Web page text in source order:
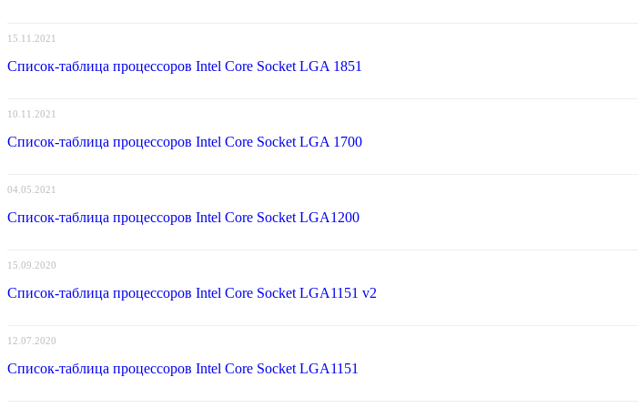
15.11.2021
Список-таблица процессоров Intel Core Socket LGA 1851
10.11.2021
Список-таблица процессоров Intel Core Socket LGA 1700
04.05.2021
Список-таблица процессоров Intel Core Socket LGA1200
15.09.2020
Список-таблица процессоров Intel Core Socket LGA1151 v2
12.07.2020
Список-таблица процессоров Intel Core Socket LGA1151